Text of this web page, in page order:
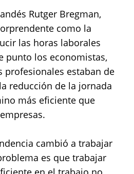
Rutger Bregman,
como la
las horas laborales
punto los economistas,
profesionales estaban de
reducción de la jornada
más eficiente que
cambió a trabajar
es que trabajar